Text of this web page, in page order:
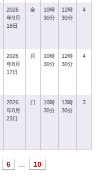
2026
年9月
18日
金
10時
30分
12時
30分
4
2026
年8月
17日
月
10時
30分
12時
30分
4
2026
年8月
23日
日
10時
30分
13時
30分
3
6 10